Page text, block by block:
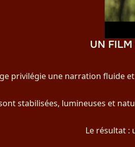
UN FILM
privilégie une narration fluide
stabilisées, lumineuses et
Le résultat :